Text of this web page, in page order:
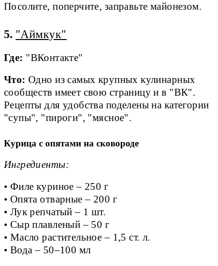
Посолите, поперчите, заправьте майонезом.
5. "Аймкук"
Где: "ВКонтакте"
Что:Одно из самых крупных кулинарных
сообществ имеет свою страницу и в "ВК".
Рецепты для удобства поделены на категории
"супы", "пироги", "мясное".
Курица с опятами на сковороде
Ингредиенты:
• Филе куриное – 250 г
• Опята отварные – 200 г
• Лук репчатый – 1 шт.
• Сыр плавленый – 50 г
• Масло растительное – 1,5 ст. л.
• Вода – 50–100 мл